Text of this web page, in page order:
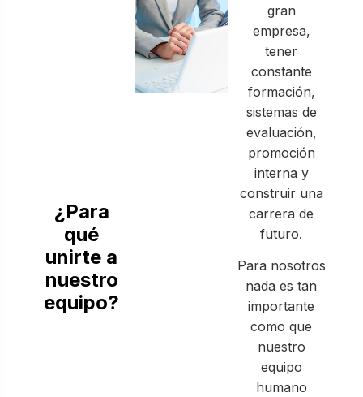
¿Para
qué
unirte a
nuestro
equipo?
gran
empresa,
tener
constante
formación,
sistemas de
evaluación,
promoción
interna y
construir una
carrera de
futuro.
Para nosotros
nada es tan
importante
como que
nuestro
equipo
humano